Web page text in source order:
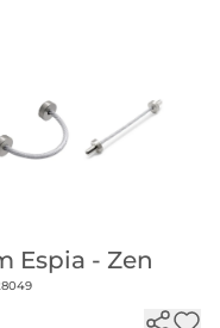
Espia - Zen